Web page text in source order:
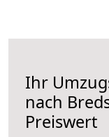
Ihr
nach
Preiswert